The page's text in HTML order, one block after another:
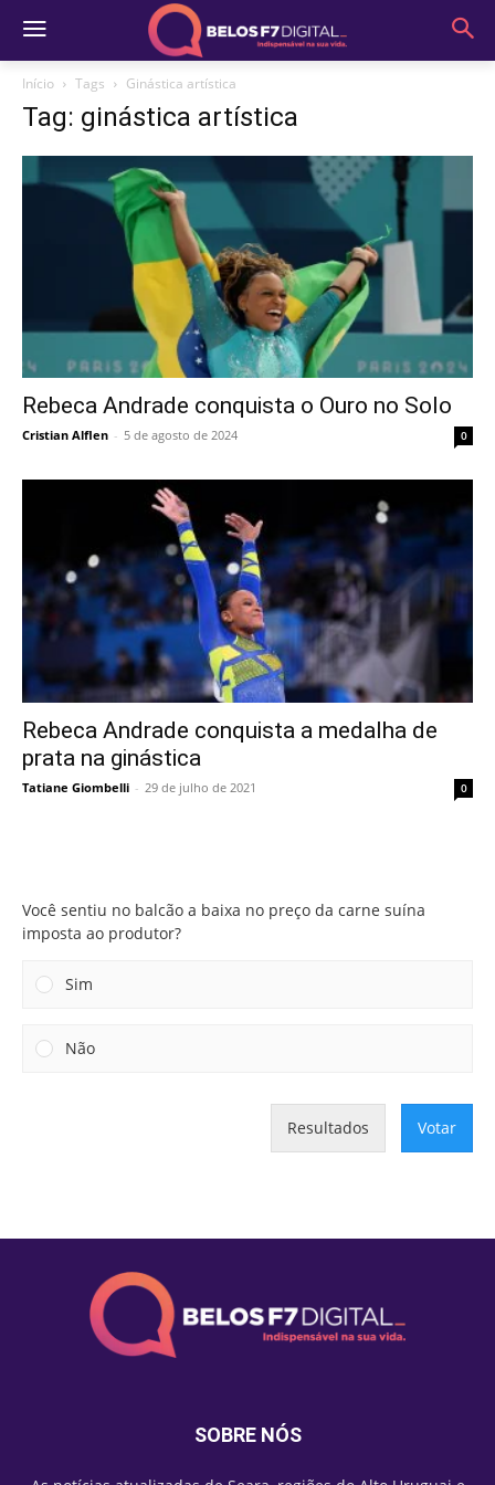
Início Tags Ginástica artística
Tag: ginástica artística
Rebeca Andrade conquista o Ouro no Solo
Cristian Alflen - 5 de agosto de 2024 0
Rebeca Andrade conquista a medalha de
prata na ginástica
Tatiane Giombelli - 29 de julho de 2021 0
Você sentiu no balcão a baixa no preço da carne suína
imposta ao produtor?
Sim
Não
Resultados Votar
SOBRE NÓS